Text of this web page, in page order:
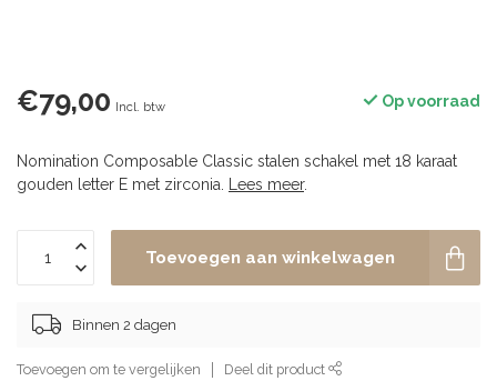
€79,00 Incl. btw Op voorraad
Nomination Composable Classic stalen schakel met 18 karaat
gouden letter E met zirconia.
Lees meer.
Toevoegen aan winkelwagen
Binnen 2 dagen
Toevoegen om te vergelijken Deel dit product